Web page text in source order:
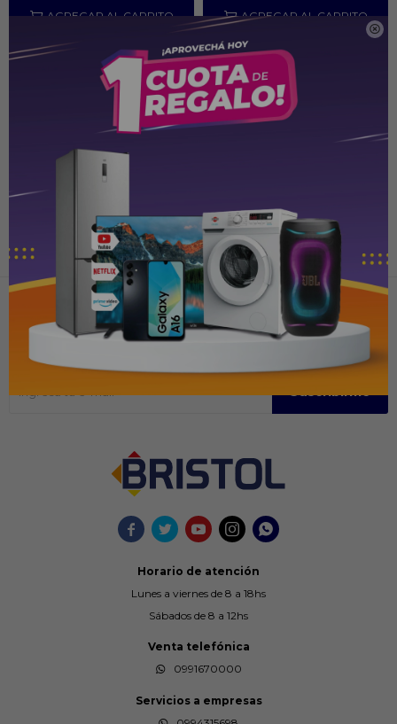

    
Horario de atención
Lunes a viernes de 8 a 18hs
Sábados de 8 a 12hs
Venta telefónica
0991670000
Servicios a empresas
Recibir ofertas y promociones
Suscríbase para obtener información sobre productos y cupones